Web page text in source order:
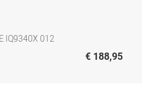
IQ9340X 012
€ 188,95